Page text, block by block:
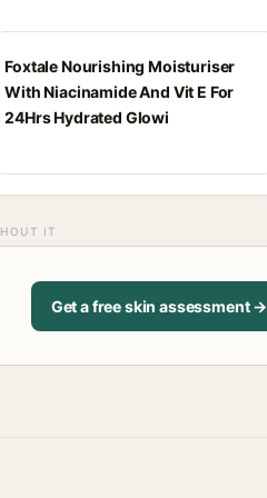
Foxtale Nourishing Moisturiser
With Niacinamide And Vit E For
24Hrs Hydrated Glowi
IT
Get a free skin assessment →